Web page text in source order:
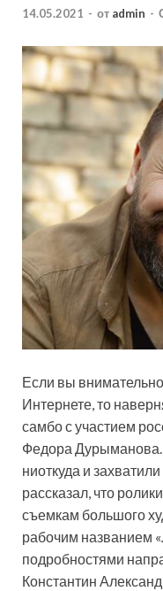
14.05.2021 - от admin -
Если вы
Интернете, то
самбо с участием
Федора Дурыманова.
ниоткуда и
рассказал, что
съемкам большого
рабочим названием
подробностями
Константин